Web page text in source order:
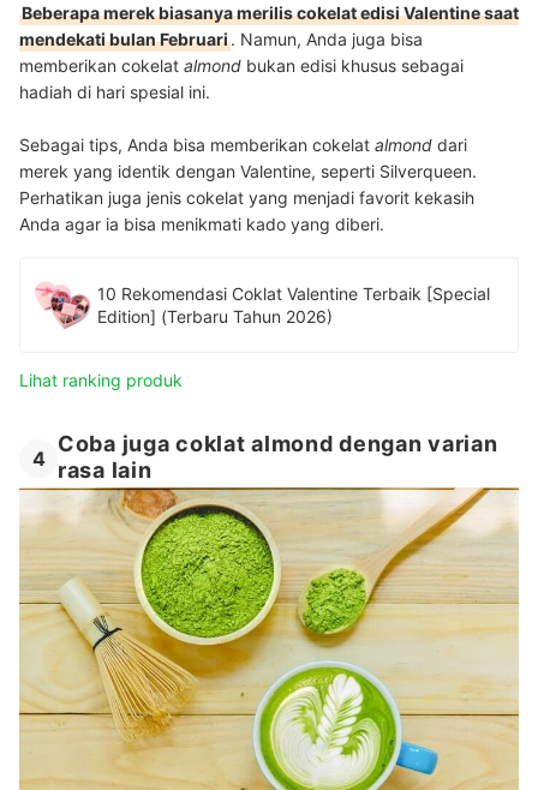
Beberapa merek biasanya merilis cokelat edisi Valentine saat
mendekati bulan Februari. Namun, Anda juga bisa
memberikan cokelat almond bukan edisi khusus sebagai
hadiah di hari spesial ini.
Sebagai tips, Anda bisa memberikan cokelat almond dari
merek yang identik dengan Valentine, seperti Silverqueen.
Perhatikan juga jenis cokelat yang menjadi favorit kekasih
Anda agar ia bisa menikmati kado yang diberi.
10 Rekomendasi Coklat Valentine Terbaik [Special
Edition] (Terbaru Tahun 2026)
Lihat ranking produk
4
Coba juga coklat almond dengan varian
rasa lain